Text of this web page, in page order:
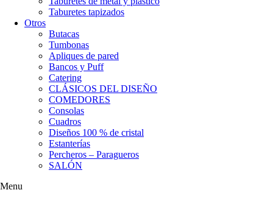
Taburetes tapizados
Otros
Butacas
Tumbonas
Apliques de pared
Bancos y Puff
Catering
CLÁSICOS DEL DISEÑO
COMEDORES
Consolas
Cuadros
Diseños 100 % de cristal
Estanterías
Percheros – Paragueros
SALÓN
Menu